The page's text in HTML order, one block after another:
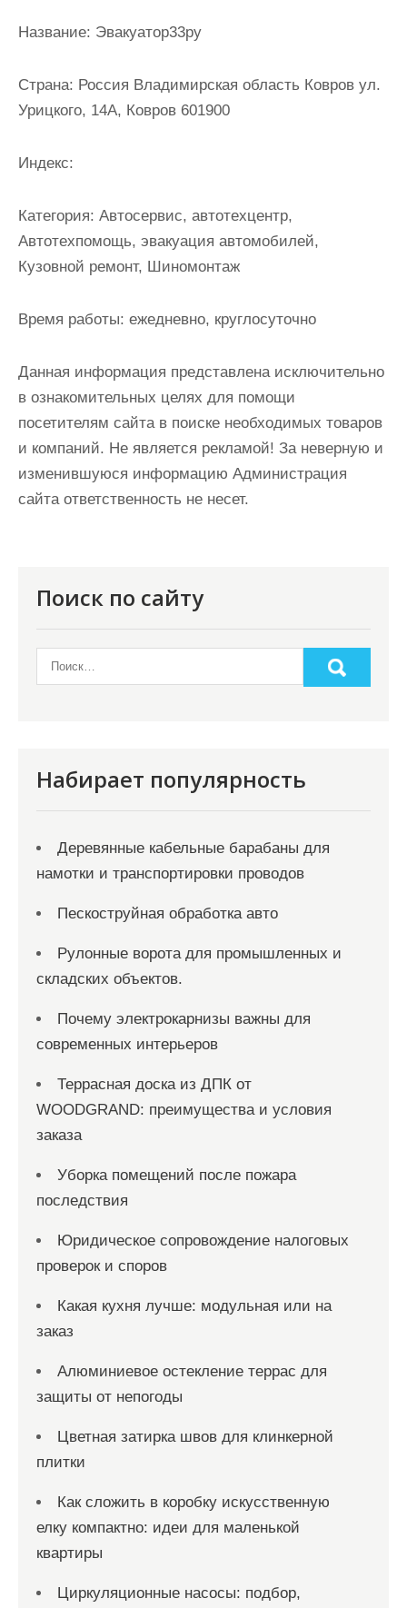
Название: Эвакуатор33ру
Страна: Россия Владимирская область Ковров ул.
Урицкого, 14А, Ковров 601900
Индекс:
Категория: Автосервис, автотехцентр,
Автотехпомощь, эвакуация автомобилей,
Кузовной ремонт, Шиномонтаж
Время работы: ежедневно, круглосуточно
Данная информация представлена исключительно
в ознакомительных целях для помощи
посетителям сайта в поиске необходимых товаров
и компаний. Не является рекламой! За неверную и
изменившуюся информацию Администрация
сайта ответственность не несет.
Поиск по сайту
Набирает популярность
Деревянные кабельные барабаны для
намотки и транспортировки проводов
Пескоструйная обработка авто
Рулонные ворота для промышленных и
складских объектов.
Почему электрокарнизы важны для
современных интерьеров
Террасная доска из ДПК от
WOODGRAND: преимущества и условия
заказа
Уборка помещений после пожара
последствия
Юридическое сопровождение налоговых
проверок и споров
Какая кухня лучше: модульная или на
заказ
Алюминиевое остекление террас для
защиты от непогоды
Цветная затирка швов для клинкерной
плитки
Как сложить в коробку искусственную
елку компактно: идеи для маленькой
квартиры
Циркуляционные насосы: подбор,